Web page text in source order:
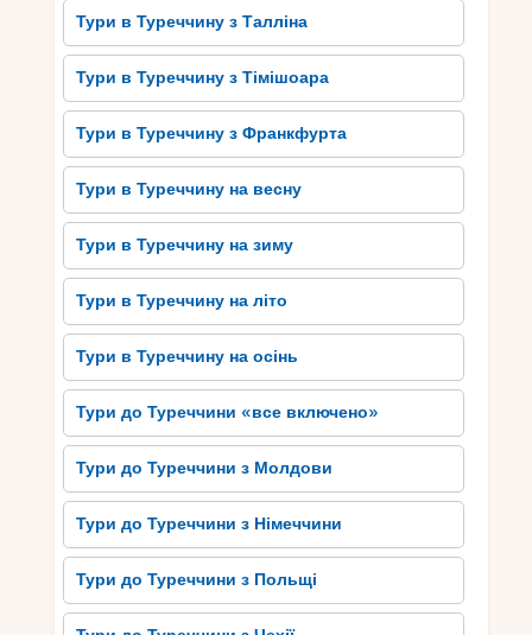
Визначні пам’ятки та
культурне надбання
Туреччини
Туреччина славиться своїми визначними
пам’ятками та багатим культурним надбанням,
які привертають туристів з усього світу. Одним
з найвідоміших місць є археологічний парк
Ефес, що знаходиться на заході країни. Тут
можна оглянути руїни давньоримського міста,
такі як Великий театр, бібліотека Цельса, храм
Артеміди та інші. Історичне значення цього
місця не можна переоцінити, оскільки Ефес
колись був одним з найбагатших та
найвпливовіших міст античності.
Іншою видатною пам’яткою є Памуккале, що
буквально перекладається як “бавовняний
замок”. Цей унікальний природний комплекс
складається з вапнякових терас із гарячими
мінеральними джерелами. Багато людей
приїжджають сюди для лікування та
водолікування.
Тури в Туреччину з Талліна
Тури в Туреччину з Тімішоара
Тури в Туреччину з Франкфурта
Тури в Туреччину на весну
Тури в Туреччину на зиму
Тури в Туреччину на літо
Тури в Туреччину на осінь
Тури до Туреччини «все включено»
Тури до Туреччини з Молдови
Тури до Туреччини з Німеччини
Тури до Туреччини з Польщі